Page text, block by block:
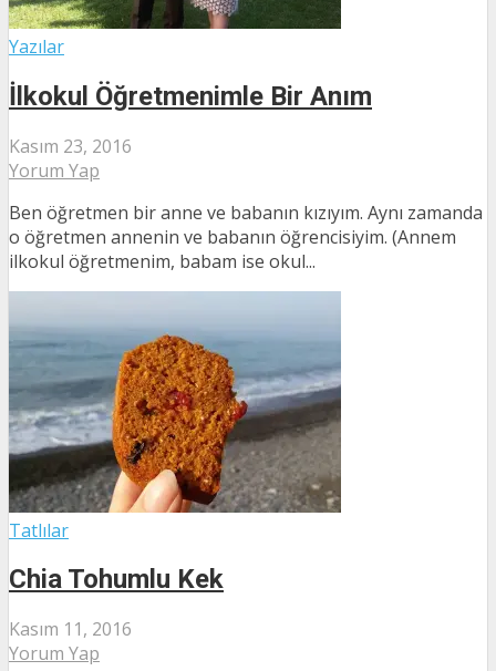
Yazılar
İlkokul Öğretmenimle Bir Anım
Kasım 23, 2016
Yorum Yap
Ben öğretmen bir anne ve babanın kızıyım. Aynı zamanda
o öğretmen annenin ve babanın öğrencisiyim. (Annem
ilkokul öğretmenim, babam ise okul...
Tatlılar
Chia Tohumlu Kek
Kasım 11, 2016
Yorum Yap